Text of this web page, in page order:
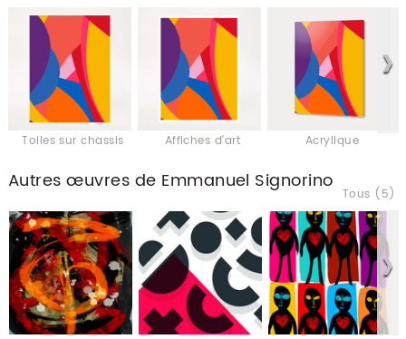
Toiles sur chassis Affiches d'art Acrylique
Autres œuvres de Emmanuel Signorino
Tous (5)